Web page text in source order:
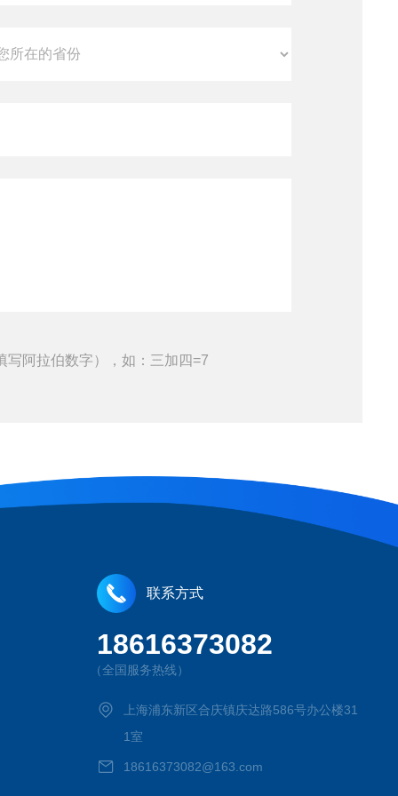
写阿拉伯数字），如：三加四=7
联系方式
18616373082
（全国服务热线）
上海浦东新区合庆镇庆达路586号办公楼31
1室
18616373082@163.com